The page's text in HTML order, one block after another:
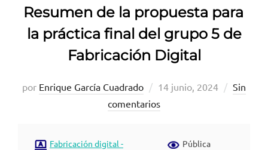
Resumen de la propuesta para
la práctica final del grupo 5 de
Fabricación Digital
por Enrique García Cuadrado
Publicado
el
14 junio, 2024
Sin
comentarios
Fabricación digital -
Pública